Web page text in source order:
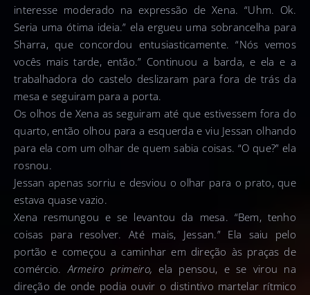
interesse moderado na expressão de Xena. “Uhm. Ok.
Seria uma ótima ideia.” ela ergueu uma sobrancelha para
Sharra, que concordou entusiasticamente. “Nós vemos
vocês mais tarde, então.” Continuou a barda, e ela e a
trabalhadora do castelo deslizaram para fora de trás da
mesa e seguiram para a porta.
Os olhos de Xena as seguiram até que estivessem fora do
quarto, então olhou para a esquerda e viu Jessan olhando
para ela com um olhar de quem sabia coisas. “O que?” ela
rosnou.
Jessan apenas sorriu e desviou o olhar para o prato, que
estava quase vazio.
Xena resmungou e se levantou da mesa. “Bem, tenho
coisas para resolver. Até mais, Jessan.” Ela saiu pelo
portão e começou a caminhar em direção às praças de
comércio. Armeiro primeiro, ela pensou, e se virou na
direção de onde podia ouvir o distintivo martelar rítmico